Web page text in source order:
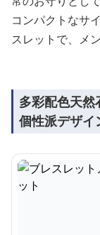
コンパクトなサ
スレットで、メ
多彩配色天
個性派デザイ